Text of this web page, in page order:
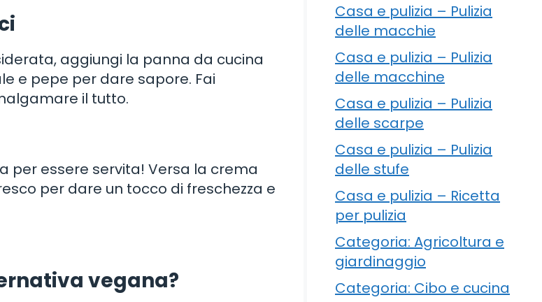
aggiungi la panna da cucina
e pepe per dare sapore. Fai
il tutto.
per essere servita! Versa la crema
per dare un tocco di freschezza e
vegana?
Casa e pulizia – Pulizia
delle macchie
Casa e pulizia – Pulizia
delle macchine
Casa e pulizia – Pulizia
delle scarpe
Casa e pulizia – Pulizia
delle stufe
Casa e pulizia – Ricetta
per pulizia
Categoria: Agricoltura e
giardinaggio
Categoria: Cibo e cucina